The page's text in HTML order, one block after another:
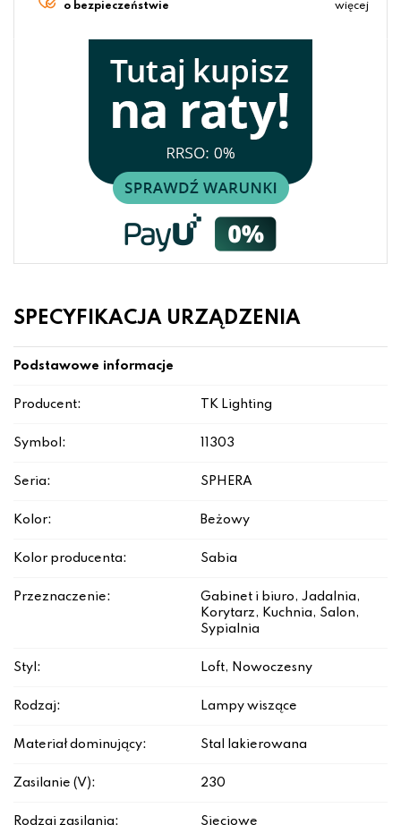
o bezpieczeństwie
więcej
SPECYFIKACJA URZĄDZENIA
Podstawowe informacje
Producent: TK Lighting
Symbol: 11303
Seria: SPHERA
Kolor: Beżowy
Kolor producenta: Sabia
Przeznaczenie:
Gabinet i biuro, Jadalnia,
Korytarz, Kuchnia, Salon,
Sypialnia
Styl: Loft, Nowoczesny
Rodzaj: Lampy wiszące
Materiał dominujący: Stal lakierowana
Zasilanie (V): 230
Rodzaj zasilania: Sieciowe